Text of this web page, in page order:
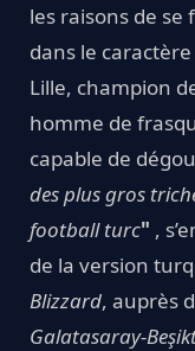
les raisons de
dans le
Lille, champion
homme de
capable de
des plus gros
football turc" ,
de la version
Blizzard, auprès
Galatasaray-